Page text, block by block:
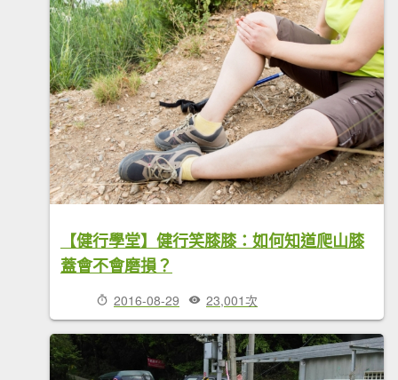
【健行學堂】健行笑膝膝：如何知道爬山膝
蓋會不會磨損？
2016-08-29 23,001次